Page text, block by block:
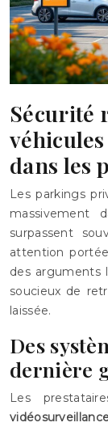
Sécurité
dans les
Les parkings
massivement
surpassent
attention
des arguments
soucieux de
laissée.
Des
dernière
Les